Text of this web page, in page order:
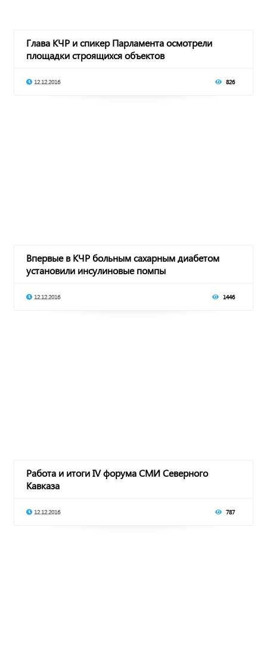
Глава КЧР и спикер Парламента осмотрели
площадки строящихся объектов
12.12.2016 826
Впервые в КЧР больным сахарным диабетом
установили инсулиновые помпы
12.12.2016 1446
Работа и итоги IV форума СМИ Северного
Кавказа
12.12.2016 787